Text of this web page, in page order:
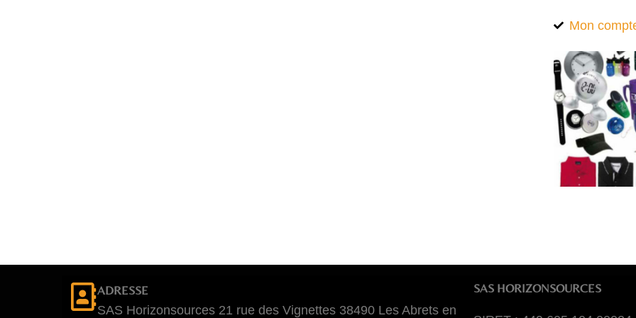
Mon
ADRESSE
SAS Horizonsources 21 rue des Vignettes 38490 Les Abrets en
SAS HORIZONSOURCES